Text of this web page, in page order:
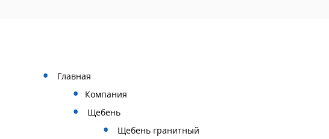
Главная
Компания
Щебень
Щебень гранитный